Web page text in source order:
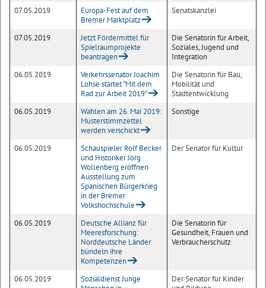
07.05.2019
Europa-Fest auf dem
Bremer Marktplatz
Senatskanzlei
07.05.2019
Jetzt Fördermittel für
Spielraumprojekte
beantragen
Die Senatorin für Arbeit,
Soziales, Jugend und
Integration
06.05.2019
Verkehrssenator Joachim
Lohse startet "Mit dem
Rad zur Arbeit 2019"
Die Senatorin für Bau,
Mobilität und
Stadtentwicklung
06.05.2019
Wahlen am 26. Mai 2019:
Musterstimmzettel
werden verschickt
Sonstige
06.05.2019
Schauspieler Rolf Becker
und Historiker Jörg
Wollenberg eröffnen
Ausstellung zum
Spanischen Bürgerkrieg
in der Bremer
Volkshochschule
Der Senator für Kultur
06.05.2019
Deutsche Allianz für
Meeresforschung:
Norddeutsche Länder
bündeln ihre
Kompetenzen
Die Senatorin für
Gesundheit, Frauen und
Verbraucherschutz
06.05.2019
Sozialdienst Junge
Der Senator für Kinder